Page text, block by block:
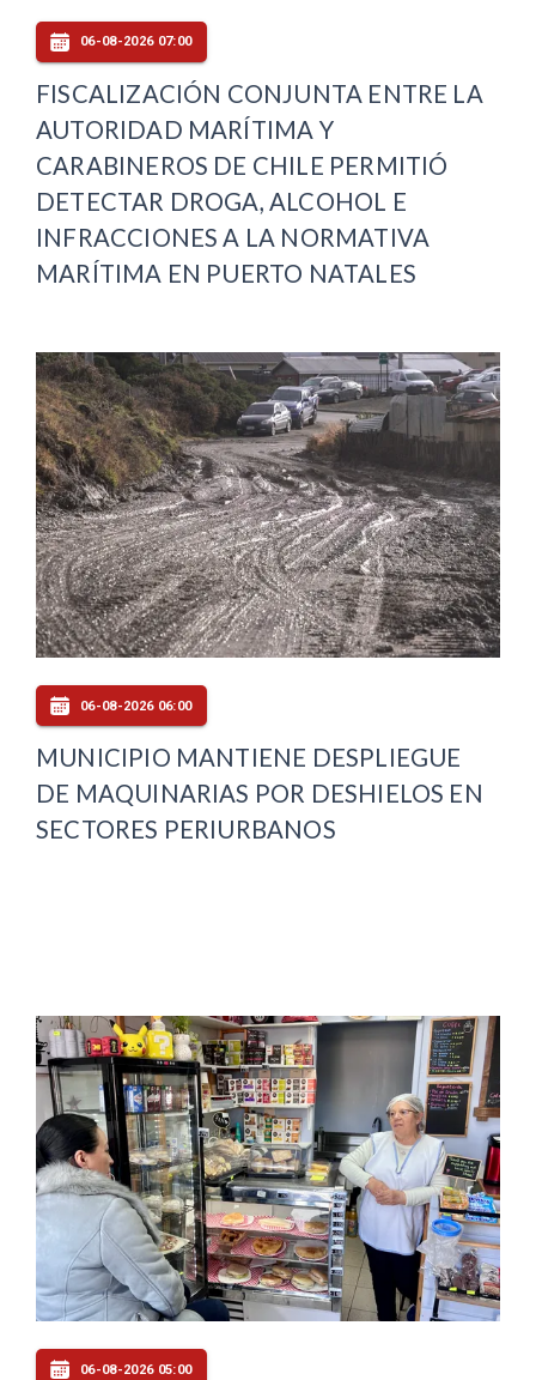
06-08-2026 07:00
FISCALIZACIÓN CONJUNTA ENTRE LA
AUTORIDAD MARÍTIMA Y
CARABINEROS DE CHILE PERMITIÓ
DETECTAR DROGA, ALCOHOL E
INFRACCIONES A LA NORMATIVA
MARÍTIMA EN PUERTO NATALES
06-08-2026 06:00
MUNICIPIO MANTIENE DESPLIEGUE
DE MAQUINARIAS POR DESHIELOS EN
SECTORES PERIURBANOS
06-08-2026 05:00